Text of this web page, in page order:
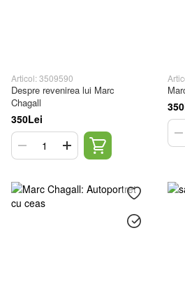
Articol: 3509590
Despre revenirea lui Marc
Chagall
350Lei